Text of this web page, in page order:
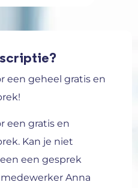
een geheel gratis en
een gratis en
Kan je niet
een gesprek
Anna